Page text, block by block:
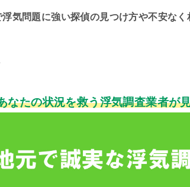
気問題に強い探偵の見つけ方や不安なく
なたの状況を救う浮気調査業者が